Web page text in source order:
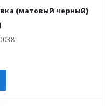
(матовый черный)